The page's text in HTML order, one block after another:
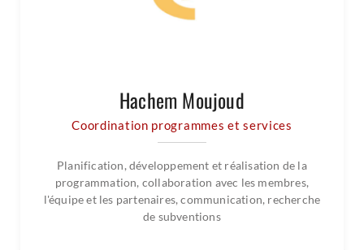
Hachem Moujoud
Coordination programmes et services
Planification, développement et réalisation de la
programmation, collaboration avec les membres,
l'équipe et les partenaires, communication, recherche
de subventions